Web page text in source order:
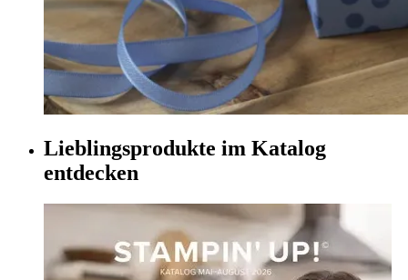
Lieblingsprodukte im Katalog
entdecken